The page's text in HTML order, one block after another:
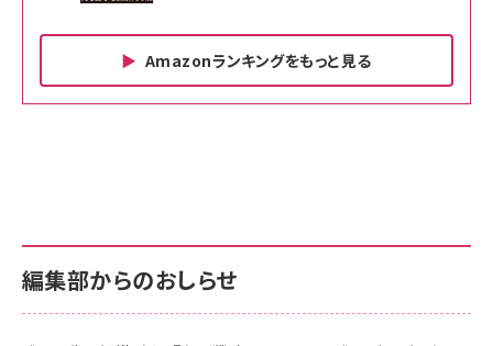
Amazonランキングをもっと見る
￥880
anan(アンアン)2026/06/24号 No.2500増刊
スペシャルエディション[王道エンタメの矜持／
サポート正規品 メーカー保証5年 KLMEA128G
NIMASO ガラスフィルム iPhone 17 用 保護フィ
サポート正規品 メーカー保証5年 KLMEA128G
Amazon eギフトカード - Amazonロゴ - クラ
編集部からのおしらせ